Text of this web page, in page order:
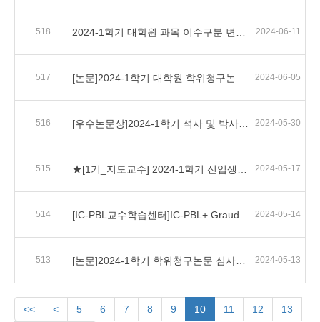
518 2024-06-11
517 2024-06-05
516 2024-05-30
515 2024-05-17
514 2024-05-14
513 2024-05-13
<< < 5 6 7 8 9 10 11 12 13